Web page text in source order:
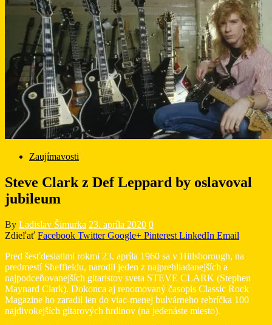
Zaujímavosti
Steve Clark z Def Leppard by oslavoval
jubileum
By Ladislav Šimurka 23. apríla 2020 0
Zdieľať Facebook Twitter Google+ Pinterest LinkedIn Email
Pred šesťdesiatimi rokmi 23. apríla 1960 sa v Hillsborough, na
predmestí Sheffieldu, narodil jeden z najprehliadanejších a
najpodceňovanejších gitaristov sveta STEVE CLARK (Stephen
Maynard Clark). Dokonca aj renomovaný časopis Classic Rock
Magazine ho zaradil len do viac-menej bulvárneho rebríčka 100
najdivokejších gitarových hrdinov (na jedenáste miesto).